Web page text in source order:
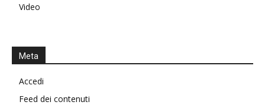
Video
Meta
Accedi
Feed dei contenuti